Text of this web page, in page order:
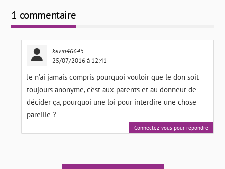
1 commentaire
kevin46645
25/07/2016 à 12:41
Je n’ai jamais compris pourquoi vouloir que le don soit
toujours anonyme, c’est aux parents et au donneur de
décider ça, pourquoi une loi pour interdire une chose
pareille ?
Connectez-vous pour répondre